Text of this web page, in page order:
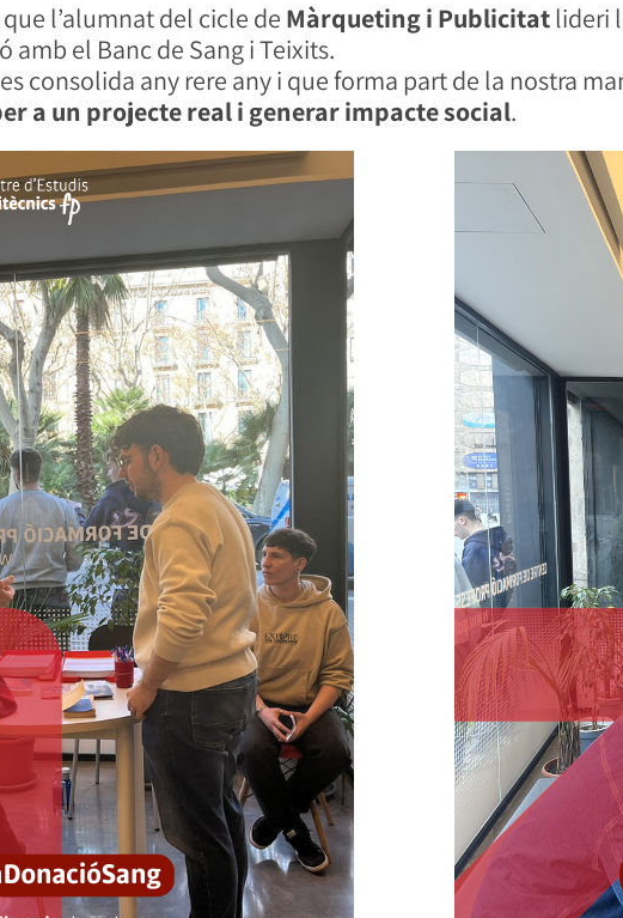
l’alumnat del cicle de Màrqueting i Publicitatlideri
amb el Banc de Sang i Teixits.
consolida any rere any i que forma part de la nostra
a un projecte real i generar impacte social.